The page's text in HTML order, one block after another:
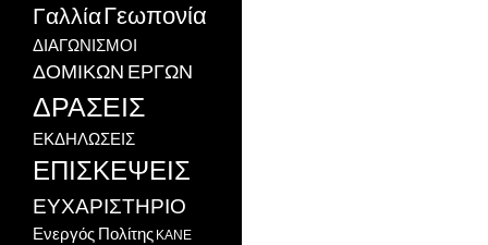
ΓαλλίαΓεωπονία
ΔΙΑΓΩΝΙΣΜΟΙ
ΔΟΜΙΚΩΝ ΕΡΓΩΝ
ΔΡΑΣΕΙΣ
ΕΚΔΗΛΩΣΕΙΣ
ΕΠΙΣΚΕΨΕΙΣ
ΕΥΧΑΡΙΣΤΗΡΙΟ
Ενεργός Πολίτης ΚΑΝΕ